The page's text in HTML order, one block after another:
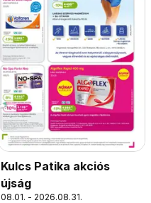
Kulcs Patika akciós
újság
08.01. - 2026.08.31.